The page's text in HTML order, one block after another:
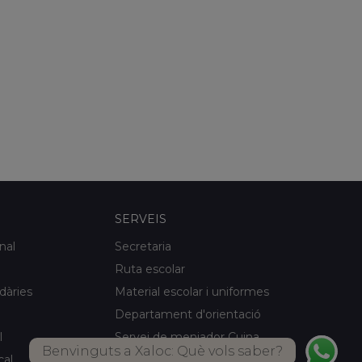
Benvinguts a Xaloc: Què vols saber?
SERVEIS
Secretaria
Ruta escolar
Material escolar i uniformes
Departament d'orientació
Servei de menjador Cuina
pròpia